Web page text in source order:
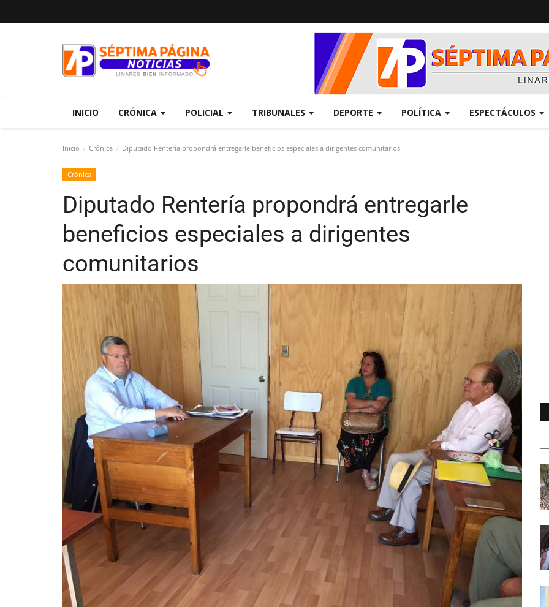
INICIO CRÓNICA POLICIAL TRIBUNALES DEPORTE POLÍTICA ESPECTÁCULOS
Inicio Crónica Diputado Rentería propondrá entregarle beneficios especiales a dirigentes comunitarios
Crónica
Diputado Rentería propondrá entregarle
beneficios especiales a dirigentes
comunitarios